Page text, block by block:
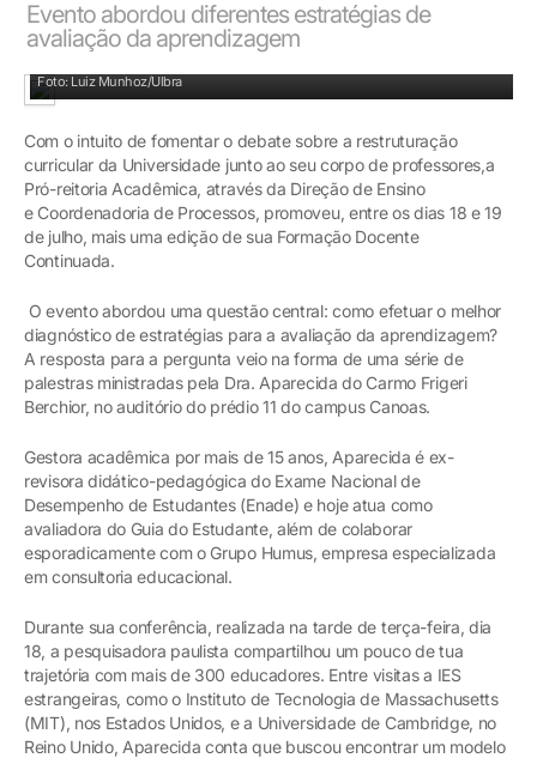
Evento abordou diferentes estratégias de
avaliação da aprendizagem
Foto: Luiz Munhoz/Ulbra
Com o intuito de fomentar o debate sobre a restruturação
curricular da Universidade junto ao seu corpo de professores,a
Pró-reitoria Acadêmica, através da Direção de Ensino
e Coordenadoria de Processos, promoveu, entre os dias 18 e 19
de julho, mais uma edição de sua Formação Docente
Continuada.
O evento abordou uma questão central: como efetuar o melhor
diagnóstico de estratégias para a avaliação da aprendizagem?
A resposta para a pergunta veio na forma de uma série de
palestras ministradas pela Dra. Aparecida do Carmo Frigeri
Berchior, no auditório do prédio 11 do campus Canoas.
Gestora acadêmica por mais de 15 anos, Aparecida é ex-
revisora didático-pedagógica do Exame Nacional de
Desempenho de Estudantes (Enade) e hoje atua como
avaliadora do Guia do Estudante, além de colaborar
esporadicamente com o Grupo Humus, empresa especializada
em consultoria educacional.
Durante sua conferência, realizada na tarde de terça-feira, dia
18, a pesquisadora paulista compartilhou um pouco de tua
trajetória com mais de 300 educadores. Entre visitas a IES
estrangeiras, como o Instituto de Tecnologia de Massachusetts
(MIT), nos Estados Unidos, e a Universidade de Cambridge, no
Reino Unido, Aparecida conta que buscou encontrar um modelo